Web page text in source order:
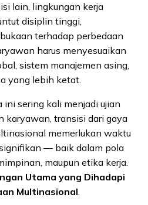
lain, lingkungan kerja
disiplin tinggi,
terhadap perbedaan
harus menyesuaikan
sistem manajemen asing,
yang lebih ketat.
ini sering kali menjadi ujian
karyawan, transisi dari gaya
memerlukan waktu
— baik dalam pola
maupun etika kerja.
Utama yang Dihadapi
Multinasional.